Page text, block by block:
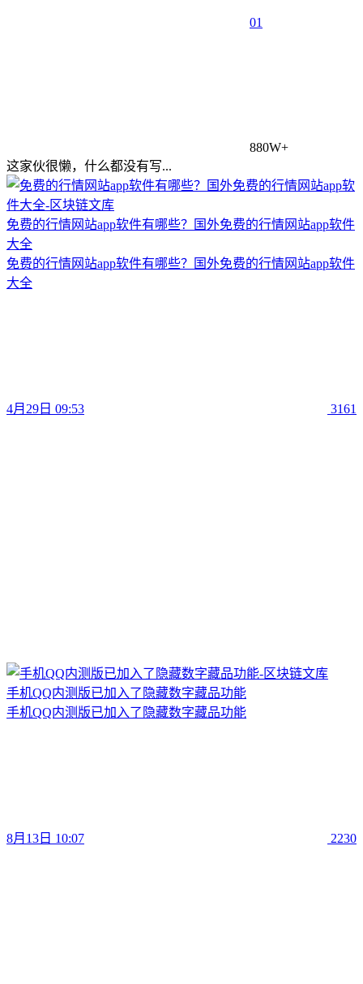
01
880W+
这家伙很懒，什么都没有写...
免费的行情网站app软件有哪些？国外免费的行情网站app软件
大全
免费的行情网站app软件有哪些？国外免费的行情网站app软件
大全
4月29日 09:53 3161
手机QQ内测版已加入了隐藏数字藏品功能
手机QQ内测版已加入了隐藏数字藏品功能
8月13日 10:07 2230